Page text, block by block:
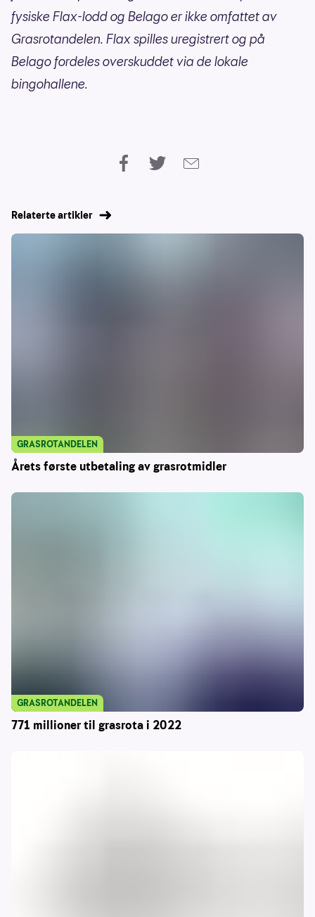
fysiske Flax-lodd og Belago er ikke omfattet av
Grasrotandelen. Flax spilles uregistrert og på
Belago fordeles overskuddet via de lokale
bingohallene.
Relaterte artikler
Årets første utbetaling av grasrotmidler
GRASROTANDELEN
771 millioner til grasrota i 2022
GRASROTANDELEN